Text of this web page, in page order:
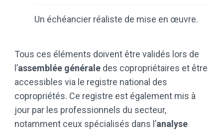
Un échéancier réaliste de mise en œuvre.
Tous ces éléments doivent être validés lors de
l’assemblée générale des copropriétaires et être
accessibles via le registre national des
copropriétés. Ce registre est également mis à
jour par les professionnels du secteur,
notamment ceux spécialisés dans l’analyse